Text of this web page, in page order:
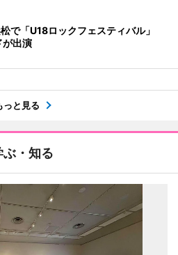
で「U18ロックフェスティバル」
が出演
っと見る
ぶ・知る